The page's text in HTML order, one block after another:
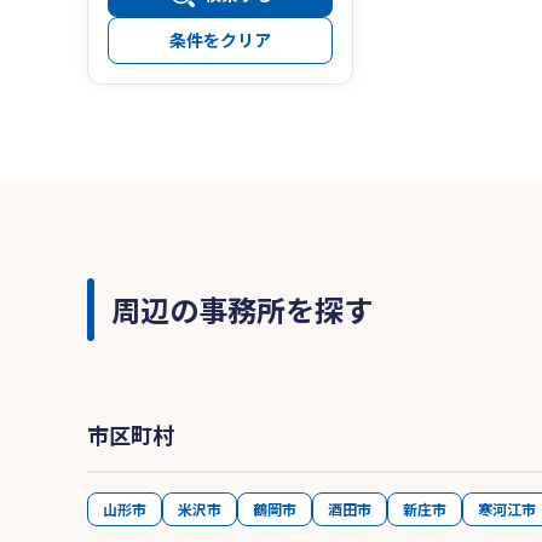
条件をクリア
周辺の事務所を探す
市区町村
山形市 米沢市 鶴岡市 酒田市 新庄市 寒河江市